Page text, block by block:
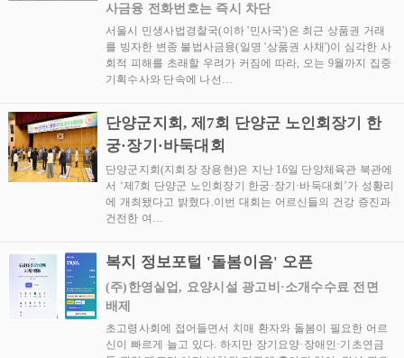
사금융 전화번호는 즉시 차단
서울시 민생사법경찰국(이하 '민사국')은 최근 상품권 거래
를 빙자한 변종 불법사금융(일명 '상품권 사채')이 심각한 사
회적 피해를 초래할 우려가 커짐에 따라, 오는 9월까지 집중
기획수사와 단속에 나선…
단양군지회, 제7회 단양군 노인회장기 한
궁·장기·바둑대회
단양군지회(지회장 장용현)은 지난 16일 단양체육관 북관에
서 ‘제7회 단양군 노인회장기 한궁·장기·바둑대회’가 성황리
에 개최됐다고 밝혔다.이번 대회는 어르신들의 건강 증진과
건전한 여…
복지 정보포털 '돌봄이음' 오픈
(주)한영실업, 요양시설 광고비·소개수수료 전면
배제
초고령사회에 접어들면서 치매 환자와 돌봄이 필요한 어르
신이 빠르게 늘고 있다. 하지만 장기요양·장애인·기초연금